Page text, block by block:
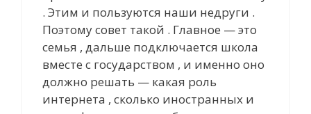
. Этим и пользуются наши недруги .
Поэтому совет такой . Главное — это
семья , дальше подключается школа
вместе с государством , и именно оно
должно решать — какая роль
интернета , cколько иностранных и